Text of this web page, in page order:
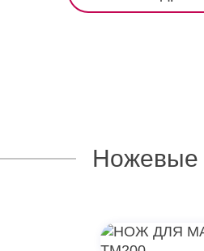
Ножевые